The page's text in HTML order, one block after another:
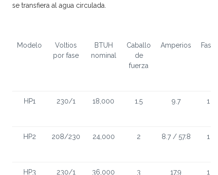
se transfiera al agua circulada.
Modelo
Voltios
por fase
BTUH
nominal
Caballo
de
fuerza
Amperios Fase
HP1 230/1 18,000 1.5 9.7 1
HP2 208/230 24,000 2 8.7 / 57.8 1
HP3 230/1 36,000 3 17.9 1